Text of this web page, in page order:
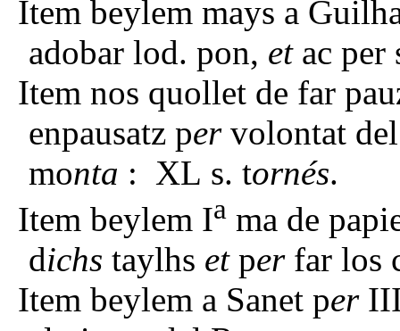
Item beylem mays a
adobar lod. pon, etac per
Item nos quollet de far
enpausatz pervolontat
monta : XL s. tornés.
Item beylem Ia ma de
dichs taylhs etperfar los
Item beylem a Sanet perIII